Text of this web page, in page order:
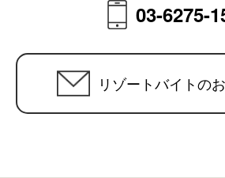
03-6275-
リゾートバイトの